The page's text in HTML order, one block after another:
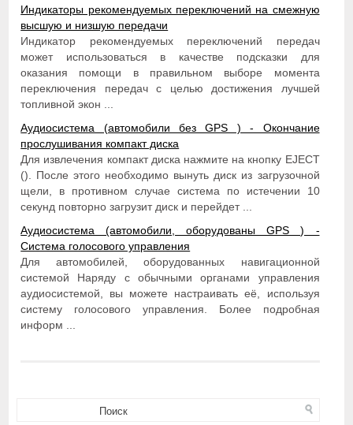
Индикаторы рекомендуемых переключений на смежную
высшую и низшую передачи
Индикатор рекомендуемых переключений передач
может использоваться в качестве подсказки для
оказания помощи в правильном выборе момента
переключения передач с целью достижения лучшей
топливной экон ...
Аудиосистема (автомобили без GPS ) - Окончание
прослушивания компакт диска
Для извлечения компакт диска нажмите на кнопку EJECT
(). После этого необходимо вынуть диск из загрузочной
щели, в противном случае система по истечении 10
секунд повторно загрузит диск и перейдет ...
Аудиосистема (автомобили, оборудованы GPS ) -
Система голосового управления
Для автомобилей, оборудованных навигационной
системой Наряду с обычными органами управления
аудиосистемой, вы можете настраивать её, используя
систему голосового управления. Более подробная
информ ...